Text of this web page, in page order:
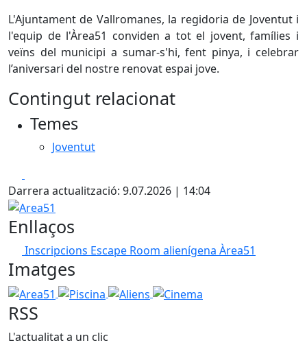
L'Ajuntament de Vallromanes, la regidoria de Joventut i
l'equip de l'Àrea51 conviden a tot el jovent, famílies i
veïns del municipi a sumar-s'hi, fent pinya, i celebrar
l’aniversari del nostre renovat espai jove.
Contingut relacionat
Temes
Joventut
Darrera actualització: 9.07.2026 | 14:04
Area51
Enllaços
Inscripcions Escape Room alienígena Àrea51
Imatges
Area51 Piscina Aliens Cinema
RSS
L'actualitat a un clic